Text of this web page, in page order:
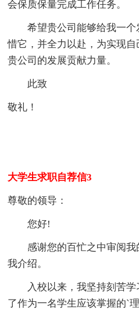
会保质保量完成工作任务。
希望贵公司能够给我一个
惜它，并全力以赴，为实现
贵公司的发展贡献力量。
此致
敬礼！
大学生求职自荐信3
尊敬的领导：
您好!
感谢您的百忙之中审阅我
我介绍。
入校以来，我坚持刻苦学
了作为一名学生应该掌握的`